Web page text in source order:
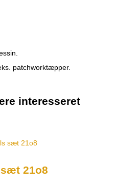
patchworktæpper.
interesseret
21o8